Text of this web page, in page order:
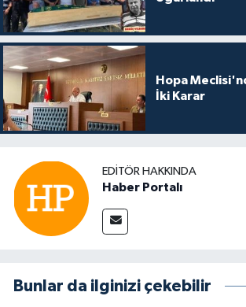
Hopa
İki Karar
EDITÖR HAKKINDA
Haber Portalı
Bunlar da ilginizi çekebilir